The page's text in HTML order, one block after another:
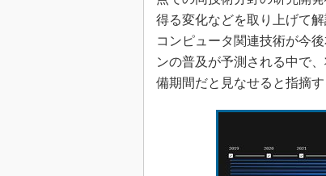
得る変化などを取り上げて
コンピュータ関連技術が今
ンの普及が予測される中で
備期間だと見なせると指摘す